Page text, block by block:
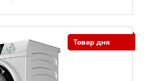
Товар дня